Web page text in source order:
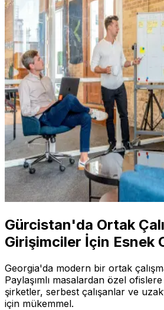
Gürcistan'da Ortak
Girişimciler İçin Esnek
Georgia'da modern bir ortak
Paylaşımlı masalardan özel
şirketler, serbest çalışanlar ve
için mükemmel.